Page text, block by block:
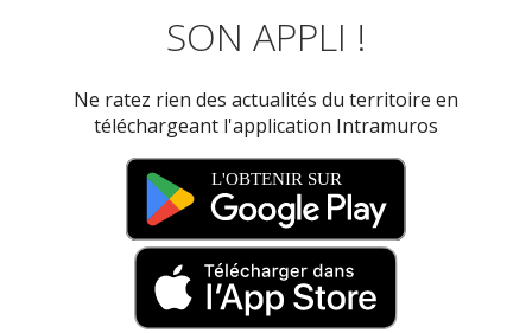
SON APPLI !
Ne ratez rien des actualités du territoire en
téléchargeant l'application Intramuros